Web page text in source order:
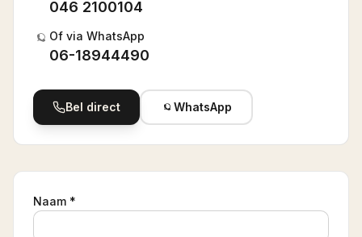
046 2100104
Of via WhatsApp
06-18944490
Bel direct WhatsApp
Naam *